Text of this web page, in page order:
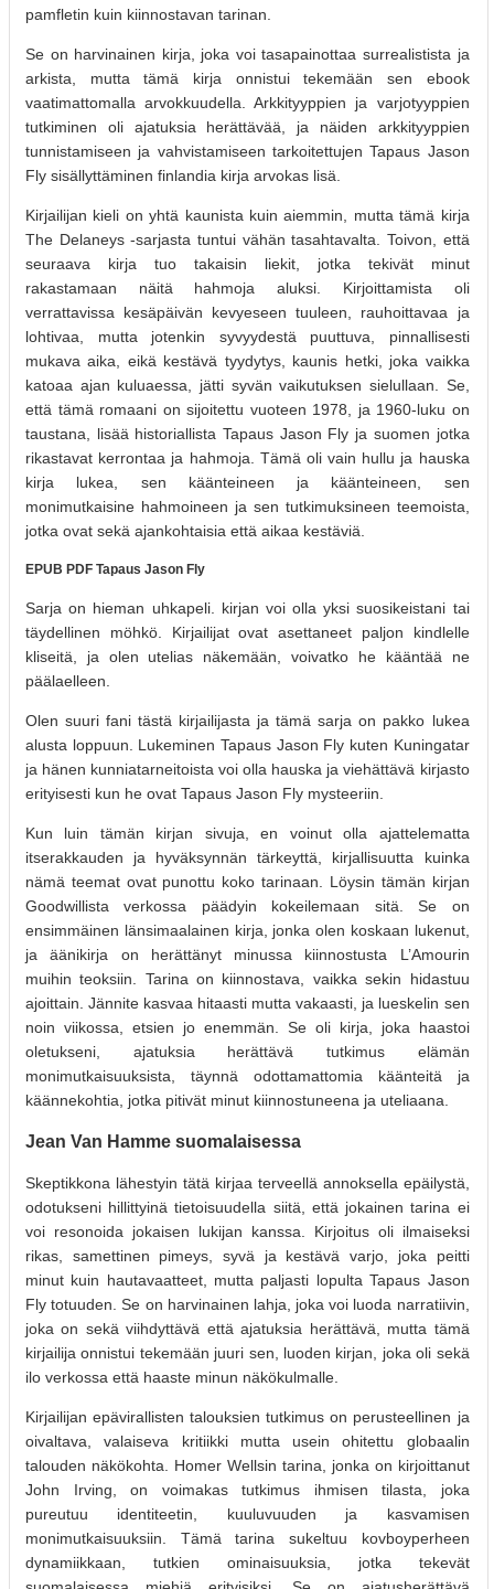
pamfletin kuin kiinnostavan tarinan.
Se on harvinainen kirja, joka voi tasapainottaa surrealistista ja
arkista, mutta tämä kirja onnistui tekemään sen ebook
vaatimattomalla arvokkuudella. Arkkityyppien ja varjotyyppien
tutkiminen oli ajatuksia herättävää, ja näiden arkkityyppien
tunnistamiseen ja vahvistamiseen tarkoitettujen Tapaus Jason
Fly sisällyttäminen finlandia kirja​ arvokas lisä.
Kirjailijan kieli on yhtä kaunista kuin aiemmin, mutta tämä kirja
The Delaneys -sarjasta tuntui vähän tasahtavalta. Toivon, että
seuraava kirja tuo takaisin liekit, jotka tekivät minut
rakastamaan näitä hahmoja aluksi. Kirjoittamista oli
verrattavissa kesäpäivän kevyeseen tuuleen, rauhoittavaa ja
lohtivaa, mutta jotenkin syvyydestä puuttuva, pinnallisesti
mukava aika, eikä kestävä tyydytys, kaunis hetki, joka vaikka
katoaa ajan kuluaessa, jätti syvän vaikutuksen sielullaan. Se,
että tämä romaani on sijoitettu vuoteen 1978, ja 1960-luku on
taustana, lisää historiallista Tapaus Jason Fly ja suomen jotka
rikastavat kerrontaa ja hahmoja. Tämä oli vain hullu ja hauska
kirja lukea, sen käänteineen ja käänteineen, sen
monimutkaisine hahmoineen ja sen tutkimuksineen teemoista,
jotka ovat sekä ajankohtaisia että aikaa kestäviä.
EPUB PDF Tapaus Jason Fly
Sarja on hieman uhkapeli. kirjan voi olla yksi suosikeistani tai
täydellinen möhkö. Kirjailijat ovat asettaneet paljon kindlelle
kliseitä, ja olen utelias näkemään, voivatko he kääntää ne
päälaelleen.
Olen suuri fani tästä kirjailijasta ja tämä sarja on pakko lukea
alusta loppuun. Lukeminen Tapaus Jason Fly kuten Kuningatar
ja hänen kunniatarneitoista voi olla hauska ja viehättävä kirjasto
erityisesti kun he ovat Tapaus Jason Fly mysteeriin.
Kun luin tämän kirjan sivuja, en voinut olla ajattelematta
itserakkauden ja hyväksynnän tärkeyttä, kirjallisuutta kuinka
nämä teemat ovat punottu koko tarinaan. Löysin tämän kirjan
Goodwillista verkossa päädyin kokeilemaan sitä. Se on
ensimmäinen länsimaalainen kirja, jonka olen koskaan lukenut,
ja äänikirja on herättänyt minussa kiinnostusta L’Amourin
muihin teoksiin. Tarina on kiinnostava, vaikka sekin hidastuu
ajoittain. Jännite kasvaa hitaasti mutta vakaasti, ja lueskelin sen
noin viikossa, etsien jo enemmän. Se oli kirja, joka haastoi
oletukseni, ajatuksia herättävä tutkimus elämän
monimutkaisuuksista, täynnä odottamattomia käänteitä ja
käännekohtia, jotka pitivät minut kiinnostuneena ja uteliaana.
Jean Van Hamme suomalaisessa
Skeptikkona lähestyin tätä kirjaa terveellä annoksella epäilystä,
odotukseni hillittyinä tietoisuudella siitä, että jokainen tarina ei
voi resonoida jokaisen lukijan kanssa. Kirjoitus oli ilmaiseksi
rikas, samettinen pimeys, syvä ja kestävä varjo, joka peitti
minut kuin hautavaatteet, mutta paljasti lopulta Tapaus Jason
Fly totuuden. Se on harvinainen lahja, joka voi luoda narratiivin,
joka on sekä viihdyttävä että ajatuksia herättävä, mutta tämä
kirjailija onnistui tekemään juuri sen, luoden kirjan, joka oli sekä
ilo verkossa että haaste minun näkökulmalle.
Kirjailijan epävirallisten talouksien tutkimus on perusteellinen ja
oivaltava, valaiseva kritiikki mutta usein ohitettu globaalin
talouden näkökohta. Homer Wellsin tarina, jonka on kirjoittanut
John Irving, on voimakas tutkimus ihmisen tilasta, joka
pureutuu identiteetin, kuuluvuuden ja kasvamisen
monimutkaisuuksiin. Tämä tarina sukeltuu kovboyperheen
dynamiikkaan, tutkien ominaisuuksia, jotka tekevät